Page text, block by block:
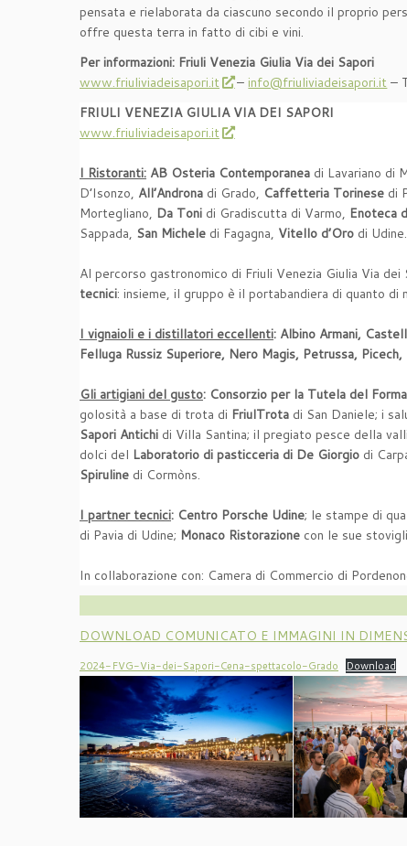
pensata e rielaborata da ciascuno secondo il proprio
offre questa terra in fatto di cibi e vini.
Per informazioni: Friuli Venezia Giulia Via dei Sapori
www.friuliviadeisapori.it
– info@friuliviadeisapori.it –
FRIULI VENEZIA GIULIA VIA DEI SAPORI
www.friuliviadeisapori.it
I Ristoranti: AB Osteria Contemporanea di Lavariano di
D’Isonzo, All’Androna di Grado, Caffetteria Torinese di
Mortegliano, Da Toni di Gradiscutta di Varmo, Enoteca
Sappada, San Michele di Fagagna, Vitello d’Oro di Udine.
Al percorso gastronomico di Friuli Venezia Giulia Via dei
tecnici: insieme, il gruppo è il portabandiera di quanto
I vignaioli e i distillatori eccellenti: Albino Armani,
Felluga Russiz Superiore, Nero Magis, Petrussa,
Gli artigiani del gusto: Consorzio per la Tutela del
golosità a base di trota di FriulTrota di San Daniele; i
Sapori Antichi di Villa Santina; il pregiato pesce della
dolci del Laboratorio di pasticceria di De Giorgio di
Spiruline di Cormòns.
I partner tecnici: Centro Porsche Udine; le stampe di
di Pavia di Udine; Monaco Ristorazione con le sue
In collaborazione con: Camera di Commercio di
DOWNLOAD COMUNICATO E IMMAGINI IN
2024-FVG-Via-dei-Sapori-Cena-spettacolo-Grado Download